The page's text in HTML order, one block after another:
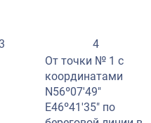
ценностей
4
От точки № 1 с
координатами
N56º07′49″
E46º41′35″ по